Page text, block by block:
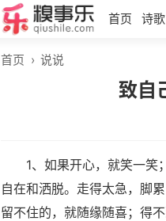
首页 诗歌
首页 › 说说
致自
1、如果开心，就笑一笑
自在和洒脱。走得太急，脚
留不住的，就随缘随喜；得